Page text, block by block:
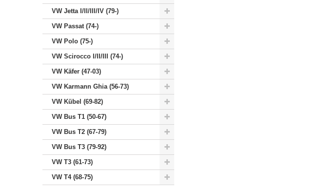
VW Jetta I/II/III/IV (79-)
VW Passat (74-)
VW Polo (75-)
VW Scirocco I/II/III (74-)
VW Käfer (47-03)
VW Karmann Ghia (56-73)
VW Kübel (69-82)
VW Bus T1 (50-67)
VW Bus T2 (67-79)
VW Bus T3 (79-92)
VW T3 (61-73)
VW T4 (68-75)